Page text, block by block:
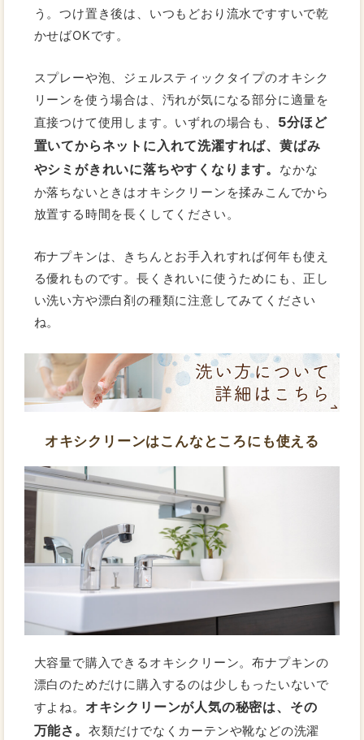
う。つけ置き後は、いつもどおり流水ですすいで乾
かせばOKです。
スプレーや泡、ジェルスティックタイプのオキシク
リーンを使う場合は、汚れが気になる部分に適量を
直接つけて使用します。いずれの場合も、 5分ほど
置いてからネットに入れて洗濯すれば、黄ばみ
やシミがきれいに落ちやすくなります。 なかな
か落ちないときはオキシクリーンを揉みこんでから
放置する時間を長くしてください。
布ナプキンは、きちんとお手入れすれば何年も使え
る優れものです。長くきれいに使うためにも、正し
い洗い方や漂白剤の種類に注意してみてください
ね。
オキシクリーンはこんなところにも使える
大容量で購入できるオキシクリーン。布ナプキンの
漂白のためだけに購入するのは少しもったいないで
すよね。 オキシクリーンが人気の秘密は、その
万能さ。 衣類だけでなくカーテンや靴などの洗濯